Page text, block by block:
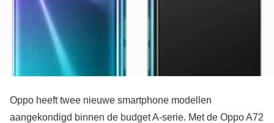
Oppo heeft twee nieuwe smartphone modellen
aangekondigd binnen de budget A-serie. Met de Oppo A72